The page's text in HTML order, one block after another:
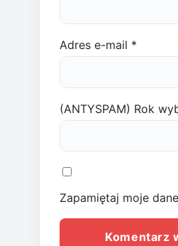
Adres e-mail *
(ANTYSPAM) Rok
Zapamiętaj moje